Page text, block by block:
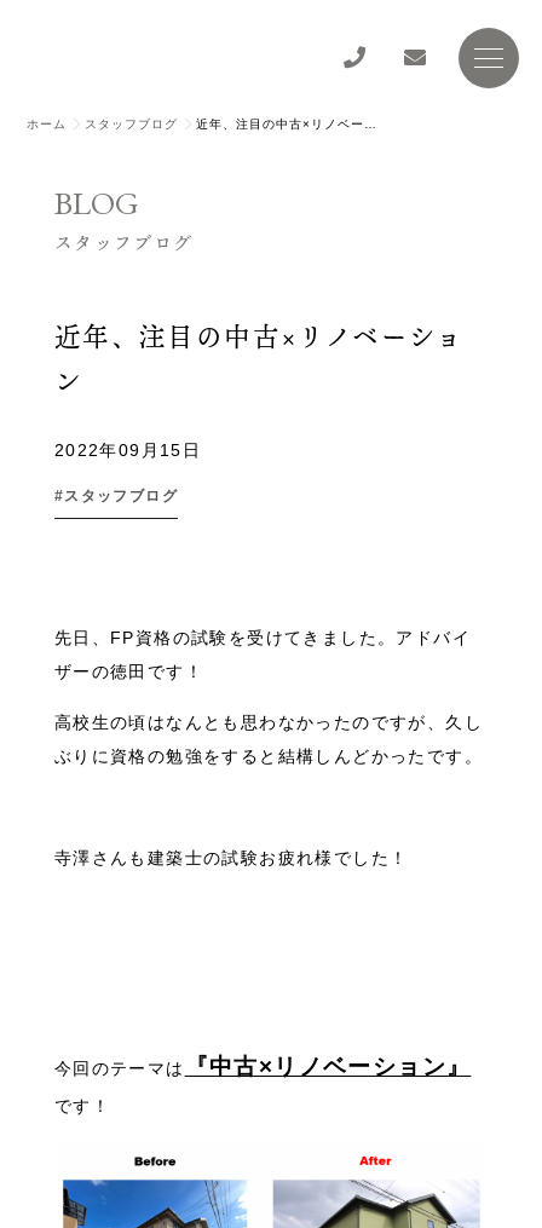
ホーム スタッフブログ
BLOG
スタッフブログ
近年、注目の中古×リノベーショ
ン
2022年09月15日
スタッフブログ
先日、FP資格の試験を受けてきました。アドバイ
ザーの徳田です！
高校生の頃はなんとも思わなかったのですが、久し
ぶりに資格の勉強をすると結構しんどかったです。
寺澤さんも建築士の試験お疲れ様でした！
今回のテーマは 『中古×リノベーション』
です！